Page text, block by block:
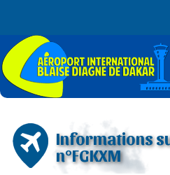
Informations
n°FGKXM